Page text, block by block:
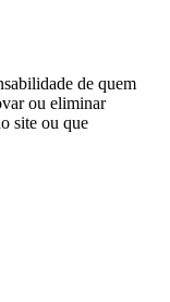
de quem
ou eliminar
site ou que